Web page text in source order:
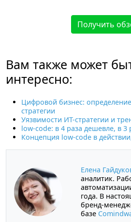
Получить
Вам также может
интересно:
Цифровой бизнес:
стратегии
Уязвимости ИТ-стратегии и
low-code: в 4 раза дешевле, в 3
Концепция low-code в
Елена
аналитик.
года. В
бренд-
базе